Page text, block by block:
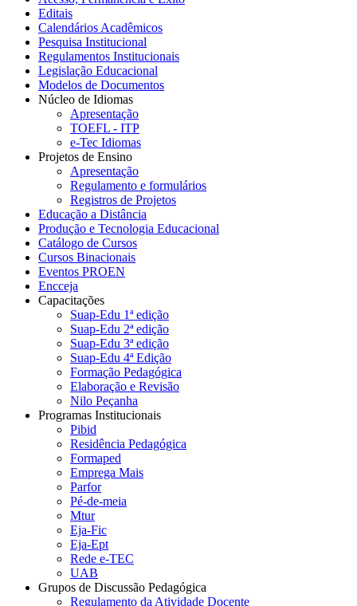
Editais
Calendários Acadêmicos
Pesquisa Institucional
Regulamentos Institucionais
Legislação Educacional
Modelos de Documentos
Núcleo de Idiomas
Apresentação
TOEFL - ITP
e-Tec Idiomas
Projetos de Ensino
Apresentação
Regulamento e formulários
Registros de Projetos
Educação a Distância
Produção e Tecnologia Educacional
Catálogo de Cursos
Cursos Binacionais
Eventos PROEN
Encceja
Capacitações
Suap-Edu 1ª edição
Suap-Edu 2ª edição
Suap-Edu 3ª edição
Suap-Edu 4ª Edição
Formação Pedagógica
Elaboração e Revisão
Nilo Peçanha
Programas Institucionais
Pibid
Residência Pedagógica
Formaped
Emprega Mais
Parfor
Pé-de-meia
Mtur
Eja-Fic
Eja-Ept
Rede e-TEC
UAB
Grupos de Discussão Pedagógica
Regulamento da Atividade Docente